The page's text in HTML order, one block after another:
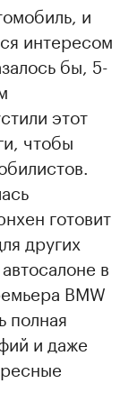
и
интересом
бы, 5-
этот
чтобы
готовит
других
в
BMW
полная
и даже